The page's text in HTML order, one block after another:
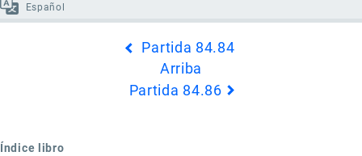
Español
Partida 84.84
Arriba
Partida 84.86
Índice libro